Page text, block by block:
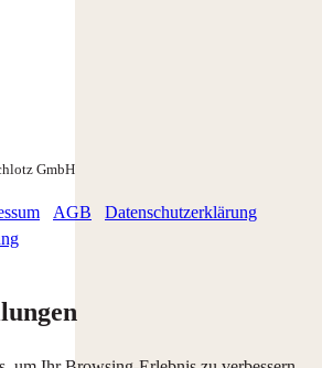
GmbH
AGB
Datenschutzerklärung